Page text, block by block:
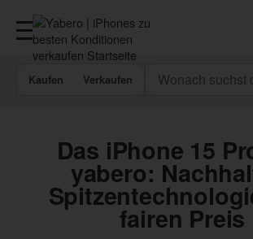
Kaufen Verkaufen
Das iPhone 15
yabero:
fairen Preis